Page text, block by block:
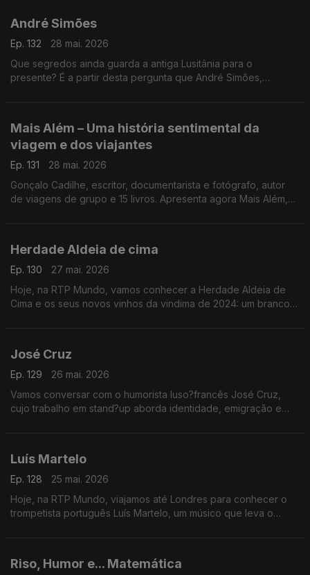
André Simões
Ep. 132
28 mai. 2026
Que segredos ainda guarda a antiga Lusitânia para o
presente? É a partir desta pergunta que André Simões,
Mais Além – Uma história sentimental da
viagem e dos viajantes
Ep. 131
28 mai. 2026
Gonçalo Cadilhe, escritor, documentarista e fotógrafo, autor
de viagens de grupo e 15 livros. Apresenta agora Mais Além,
Herdade Aldeia de cima
Ep. 130
27 mai. 2026
Hoje, na RTP Mundo, vamos conhecer a Herdade Aldeia de
Cima e os seus novos vinhos da vindima de 2024: um branco e
José Cruz
Ep. 129
26 mai. 2026
Vamos conversar com o humorista luso?francês José Cruz,
cujo trabalho em stand?up aborda identidade, emigração e
Luís Martelo
Ep. 128
25 mai. 2026
Hoje, na RTP Mundo, viajamos até Londres para conhecer o
trompetista português Luís Martelo, um músico que leva o
Riso, Humor e... Matemática